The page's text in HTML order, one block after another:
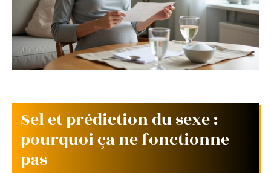
Sel et prédiction du sexe :
pourquoi ça ne fonctionne
pas